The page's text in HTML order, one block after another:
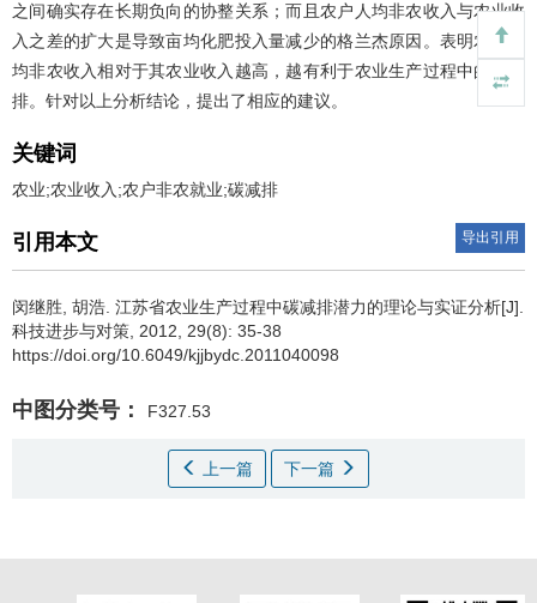
之间确实存在长期负向的协整关系；而且农户人均非农收入与农业收
入之差的扩大是导致亩均化肥投入量减少的格兰杰原因。表明农户人
均非农收入相对于其农业收入越高，越有利于农业生产过程中的碳减
排。针对以上分析结论，提出了相应的建议。
关键词
农业;农业收入;农户非农就业;碳减排
引用本文 导出引用
闵继胜 胡浩 江苏省农业生产过程中碳减排潜力的理论与实证分析[J].
科技进步与对策, 2012, 29(8): 35-38
https://doi.org/10.6049/kjjbydc.2011040098
中图分类号： F327.53
上一篇 下一篇